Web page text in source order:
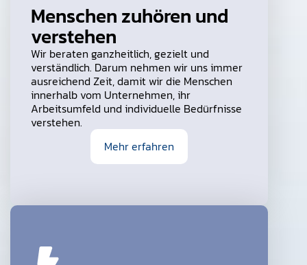
Menschen zuhören und
verstehen
Wir beraten ganzheitlich, gezielt und
verständlich. Darum nehmen wir uns immer
ausreichend Zeit, damit wir die Menschen
innerhalb vom Unternehmen, ihr
Arbeitsumfeld und individuelle Bedürfnisse
verstehen.
Mehr erfahren